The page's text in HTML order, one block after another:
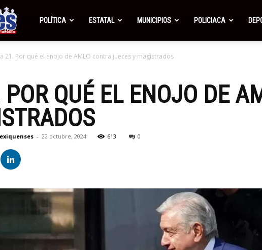
Periódico
Las
Voces
POLÍTICA ESTATAL MUNICIPIOS POLICIACA
21. Por qué el enojo de AMLO contra jueces y magistrados
QUÉ EL ENOJO DE
- 22 octubre, 2024 613 0